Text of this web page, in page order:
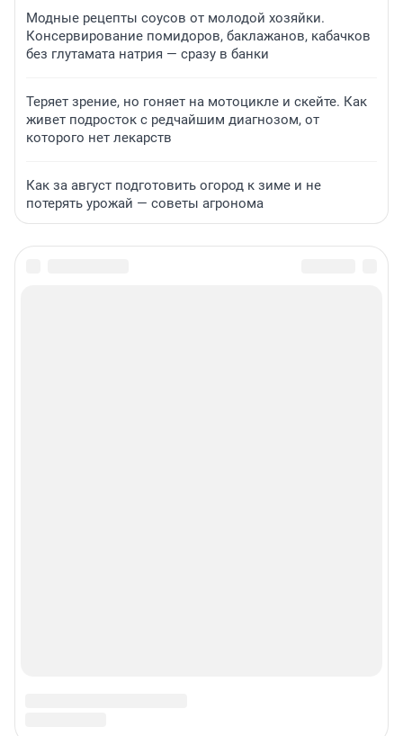
Модные рецепты соусов от молодой хозяйки.
Консервирование помидоров, баклажанов, кабачков
без глутамата натрия — сразу в банки
Теряет зрение, но гоняет на мотоцикле и скейте. Как
живет подросток с редчайшим диагнозом, от
которого нет лекарств
Как за август подготовить огород к зиме и не
потерять урожай — советы агронома